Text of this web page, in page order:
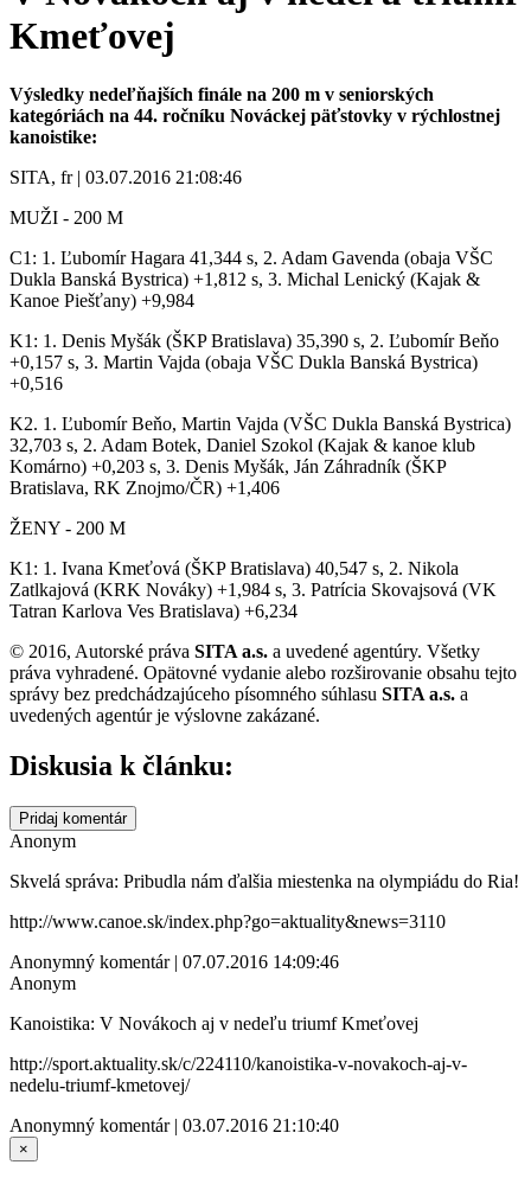
Kmeťovej
Výsledky nedeľňajších finále na 200 m v seniorských
kategóriách na 44. ročníku Nováckej päťstovky v rýchlostnej
kanoistike:
SITA, fr | 03.07.2016 21:08:46
MUŽI - 200 M
C1: 1. Ľubomír Hagara 41,344 s, 2. Adam Gavenda (obaja VŠC
Dukla Banská Bystrica) +1,812 s, 3. Michal Lenický (Kajak &
Kanoe Piešťany) +9,984
K1: 1. Denis Myšák (ŠKP Bratislava) 35,390 s, 2. Ľubomír Beňo
+0,157 s, 3. Martin Vajda (obaja VŠC Dukla Banská Bystrica)
+0,516
K2. 1. Ľubomír Beňo, Martin Vajda (VŠC Dukla Banská Bystrica)
32,703 s, 2. Adam Botek, Daniel Szokol (Kajak & kanoe klub
Komárno) +0,203 s, 3. Denis Myšák, Ján Záhradník (ŠKP
Bratislava, RK Znojmo/ČR) +1,406
ŽENY - 200 M
K1: 1. Ivana Kmeťová (ŠKP Bratislava) 40,547 s, 2. Nikola
Zatlkajová (KRK Nováky) +1,984 s, 3. Patrícia Skovajsová (VK
Tatran Karlova Ves Bratislava) +6,234
© 2016, Autorské práva SITA a.s. a uvedené agentúry. Všetky
práva vyhradené. Opätovné vydanie alebo rozširovanie obsahu tejto
správy bez predchádzajúceho písomného súhlasu SITA a.s. a
uvedených agentúr je výslovne zakázané.
Diskusia k článku:
Pridaj komentár
Anonym
Skvelá správa: Pribudla nám ďalšia miestenka na olympiádu do Ria!
http://www.canoe.sk/index.php?go=aktuality&news=3110
Anonymný komentár | 07.07.2016 14:09:46
Anonym
Kanoistika: V Novákoch aj v nedeľu triumf Kmeťovej
http://sport.aktuality.sk/c/224110/kanoistika-v-novakoch-aj-v-
nedelu-triumf-kmetovej/
Anonymný komentár | 03.07.2016 21:10:40
×